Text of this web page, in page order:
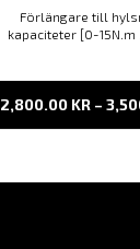
Förlängare till
kapaciteter [0-15N.m
2,800.00 KR –